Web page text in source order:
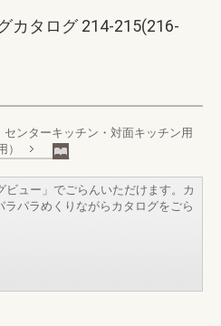
カタログ 214-215(216-
センターキッチン・対面キッチン用
）
ビュー」でごらんいただけます。カ
パラめくりながらカタログをごら